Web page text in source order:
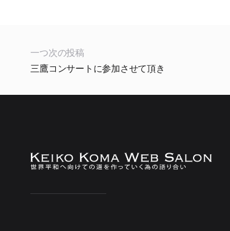
一つ次の投稿
三鷹コンサートに参加させて頂き